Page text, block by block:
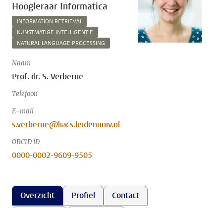
Hoogleraar Informatica
INFORMATION RETRIEVAL
KUNSTMATIGE INTELLIGENTIE
NATURAL LANGUAGE PROCESSING
Naam
Prof. dr. S. Verberne
Telefoon
E-mail
s.verberne@liacs.leidenuniv.nl
ORCID iD
0000-0002-9609-9505
Overzicht Profiel
Contact